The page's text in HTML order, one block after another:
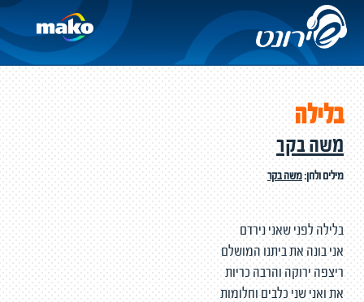
בלילה
משה בקר
מילים ולחן:משה בקר
בלילה לפני שאני נירדם
אני בונה את ביתנו המושלם
ריצפה ירוקה והרבה כריות
את ואני שני כלבים וחלומות